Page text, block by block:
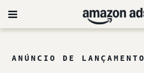
ANÚNCIO DE LANÇAMENTO